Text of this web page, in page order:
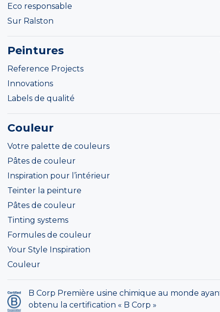
Eco responsable
Sur Ralston
Peintures
Reference Projects
Innovations
Labels de qualité
Couleur
Votre palette de couleurs
Pâtes de couleur
Inspiration pour l’intérieur
Teinter la peinture
Pâtes de couleur
Tinting systems
Formules de couleur
Your Style Inspiration
Couleur
B Corp Première usine chimique au monde
obtenu la certification « B Corp »